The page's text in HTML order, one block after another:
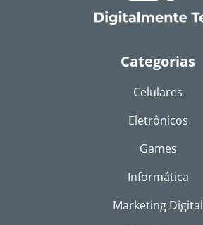
Categorias
Celulares
Eletrônicos
Games
Informática
Marketing Digital